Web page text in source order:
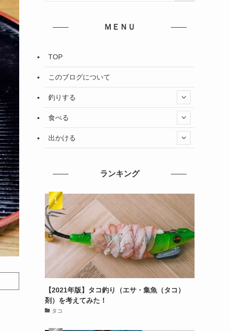
ＭＥＮＵ
TOP
このブログについて
釣りする
食べる
出かける
ランキング
【2021年版】タコ釣り（エサ・集魚（タコ）
剤）を考えてみた！
タコ